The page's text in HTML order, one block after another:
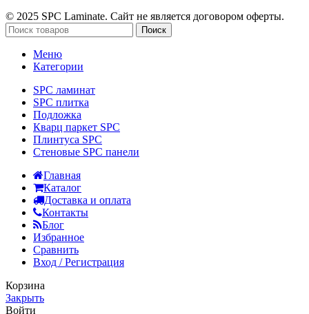
© 2025 SPC Laminate. Сайт не является договором оферты.
Поиск
Меню
Категории
SPC ламинат
SPC плитка
Подложка
Кварц паркет SPC
Плинтуса SPC
Стеновые SPC панели
Главная
Каталог
Доставка и оплата
Контакты
Блог
Избранное
Сравнить
Вход / Регистрация
Корзина
Закрыть
Войти